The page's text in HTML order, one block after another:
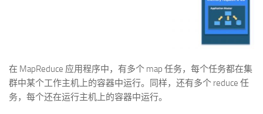
在 MapReduce 应用程序中，有多个 map 任务，每个任务都在集
群中某个工作主机上的容器中运行。同样，还有多个 reduce 任
务，每个还在运行主机上的容器中运行。